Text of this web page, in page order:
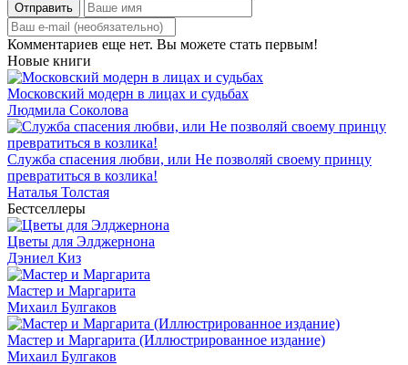
Отправить
Комментариев еще нет. Вы можете стать первым!
Новые книги
Московский модерн в лицах и судьбах
Людмила Соколова
Служба спасения любви, или Не позволяй своему принцу
превратиться в козлика!
Наталья Толстая
Бестселлеры
Цветы для Элджернона
Дэниел Киз
Мастер и Маргарита
Михаил Булгаков
Мастер и Маргарита (Иллюстрированное издание)
Михаил Булгаков